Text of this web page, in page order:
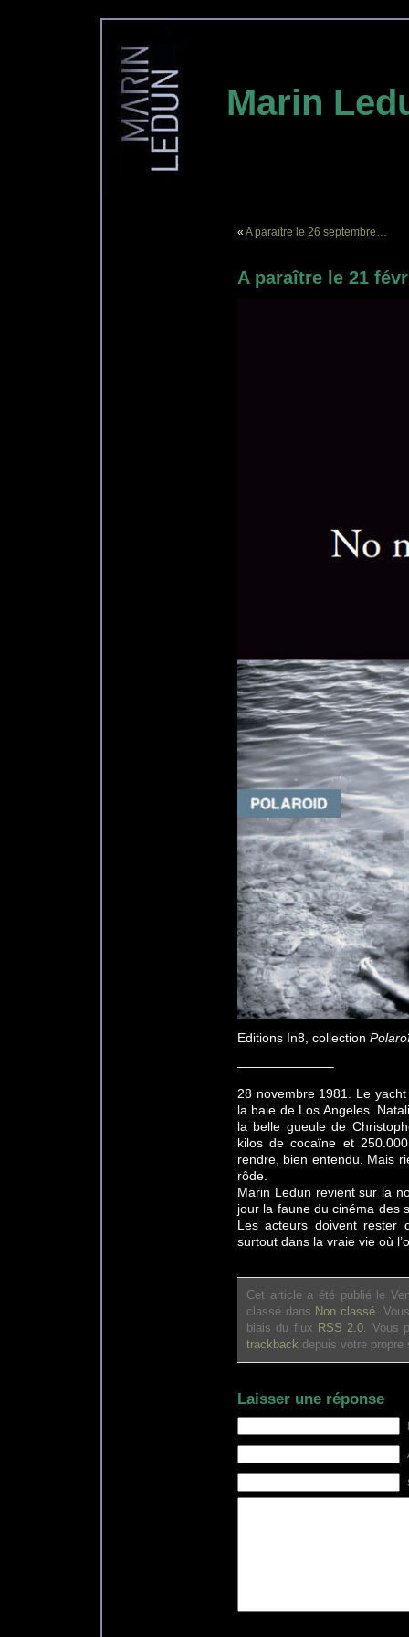
Marin
« A paraître le 26 septembre…
A paraître le 21
Editions In8, collection
———————–
28 novembre 1981. Le yacht
la baie de Los Angeles.
la belle gueule de
kilos de cocaïne et
rendre, bien entendu. Mais
rôde.
Marin Ledun revient sur la
jour la faune du cinéma des
Les acteurs doivent rester
surtout dans la vraie vie où
Cet article a été publié le
classé dans Non classé.
biais du flux RSS 2.0. Vous
trackback depuis votre propre
Laisser une réponse